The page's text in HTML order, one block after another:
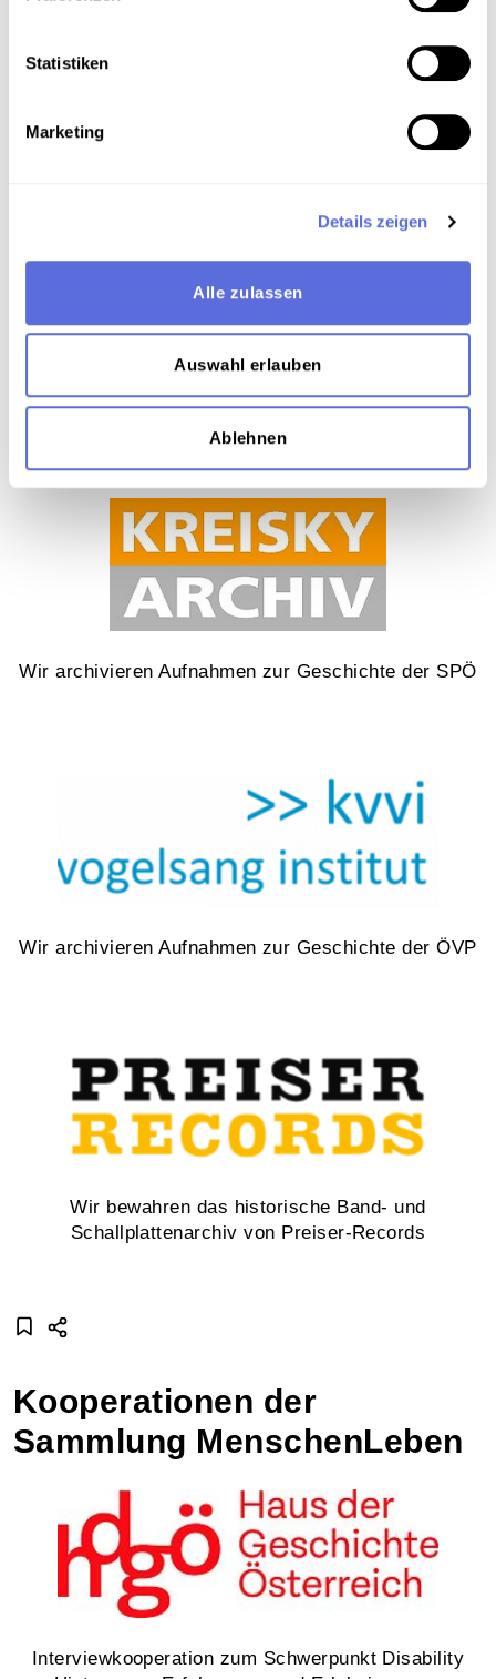
Statistiken
Marketing
Details zeigen
Alle zulassen
Auswahl erlauben
Ablehnen
Mit der Gesellschaft für Zeitgeschichte an der
Bewahrung historischer Theatermitschnitte
Wir archivieren Aufnahmen zur Geschichte der SPÖ
Wir archivieren Aufnahmen zur Geschichte der ÖVP
Wir bewahren das historische Band- und
Schallplattenarchiv von Preiser-Records
Kooperationen der
Sammlung MenschenLeben
Interviewkooperation zum Schwerpunkt Disability